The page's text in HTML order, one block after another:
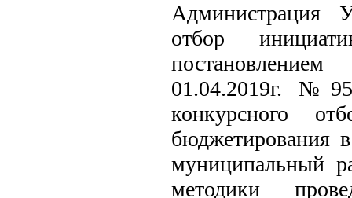
Администрация
отбор
01.04.2019г.
конкурсного
бюджетирования
муниципальный
методики